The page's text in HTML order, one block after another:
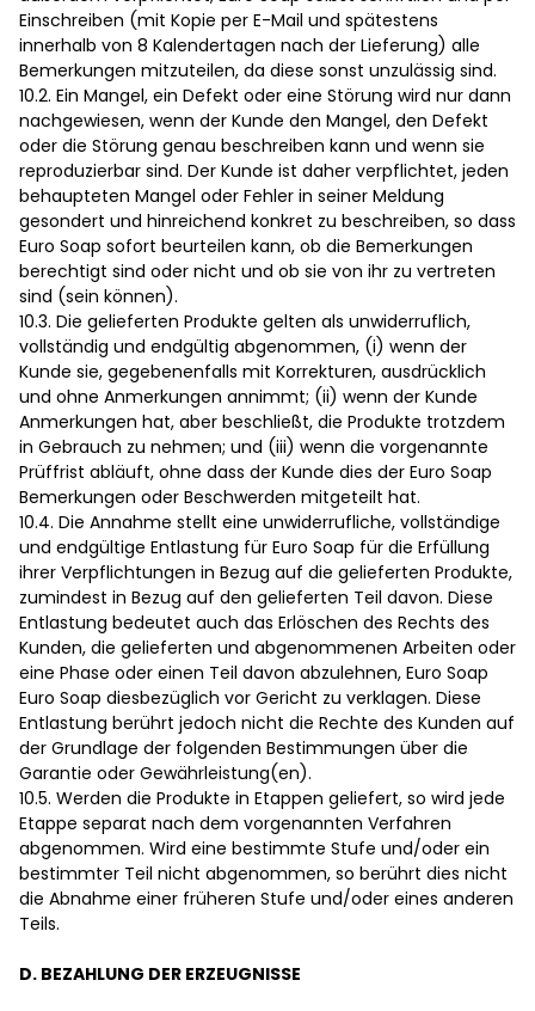
Einschreiben (mit Kopie per E-Mail und spätestens
innerhalb von 8 Kalendertagen nach der Lieferung) alle
Bemerkungen mitzuteilen, da diese sonst unzulässig sind.
10.2. Ein Mangel, ein Defekt oder eine Störung wird nur dann
nachgewiesen, wenn der Kunde den Mangel, den Defekt
oder die Störung genau beschreiben kann und wenn sie
reproduzierbar sind. Der Kunde ist daher verpflichtet, jeden
behaupteten Mangel oder Fehler in seiner Meldung
gesondert und hinreichend konkret zu beschreiben, so dass
Euro Soap sofort beurteilen kann, ob die Bemerkungen
berechtigt sind oder nicht und ob sie von ihr zu vertreten
sind (sein können).
10.3. Die gelieferten Produkte gelten als unwiderruflich,
vollständig und endgültig abgenommen, (i) wenn der
Kunde sie, gegebenenfalls mit Korrekturen, ausdrücklich
und ohne Anmerkungen annimmt; (ii) wenn der Kunde
Anmerkungen hat, aber beschließt, die Produkte trotzdem
in Gebrauch zu nehmen; und (iii) wenn die vorgenannte
Prüffrist abläuft, ohne dass der Kunde dies der Euro Soap
Bemerkungen oder Beschwerden mitgeteilt hat.
10.4. Die Annahme stellt eine unwiderrufliche, vollständige
und endgültige Entlastung für Euro Soap für die Erfüllung
ihrer Verpflichtungen in Bezug auf die gelieferten Produkte,
zumindest in Bezug auf den gelieferten Teil davon. Diese
Entlastung bedeutet auch das Erlöschen des Rechts des
Kunden, die gelieferten und abgenommenen Arbeiten oder
eine Phase oder einen Teil davon abzulehnen, Euro Soap
Euro Soap diesbezüglich vor Gericht zu verklagen. Diese
Entlastung berührt jedoch nicht die Rechte des Kunden auf
der Grundlage der folgenden Bestimmungen über die
Garantie oder Gewährleistung(en).
10.5. Werden die Produkte in Etappen geliefert, so wird jede
Etappe separat nach dem vorgenannten Verfahren
abgenommen. Wird eine bestimmte Stufe und/oder ein
bestimmter Teil nicht abgenommen, so berührt dies nicht
die Abnahme einer früheren Stufe und/oder eines anderen
Teils.
D. BEZAHLUNG DER ERZEUGNISSE